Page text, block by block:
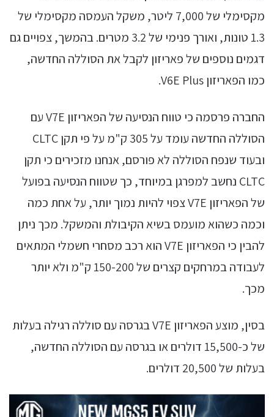
מקסימלי של 7,000 ליטר, משקל העמסה מקסימלי של
1.3 טונות, ואורך פנימי של 3.2 מטרים. בהמשך, צפויים גם
דגמים נוספים של פאריזון לקבל את הסוללה החדשה,
כמו הפאריזון V6E Plus.
החברה פרסמה כי טווח הנסיעה של הפאריזון V7E עם
הסוללה החדשה עומד על 305 ק"מ על פי תקן CLTC
ובעוד שנפח הסוללה לא פורסם, אנחנו מזכירים כי תקן
CLTC נחשב למפרגן במיוחד, כך שטווח הנסיעה בפועל
של הפאריזון V7E צפוי להיות נמוך יותר, על אחת כמה
וכמה כשהוא מועמס בשיא הקיבולת והמשקל. מכך ניתן
להבין כי הפאריזון V7E הוא רכב מסחרי חשמלי המתאים
לעבודה במרחקים קצרים של 150-200 ק"מ ולא יותר
מכך.
בסין, מוצע הפאריזון V7E בגרסה עם סוללה רגילה בעלות
של כ-15,500 דולרים או בגרסה עם הסוללה החדשה,
בעלות של 20,500 דולרים.